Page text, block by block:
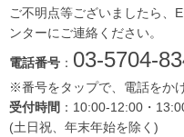
ご不明点等ございましたら、
ンターにご連絡ください。
電話番号 ： 03-5704-
※番号をタップで、電話をか
受付時間 ：10:00-12:00・
(土日祝、年末年始を除く)